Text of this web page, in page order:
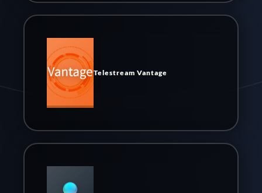
Telestream Vantage